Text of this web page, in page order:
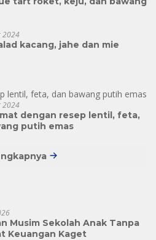
2024
kacang, jahe dan mie
2024
dengan resep lentil, feta,
putih emas
Musim Sekolah Anak Tanpa
Keuangan Kaget